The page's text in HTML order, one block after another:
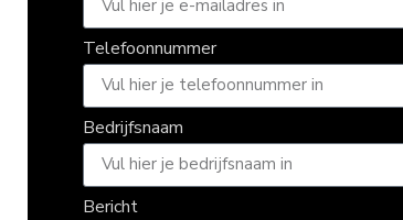
Telefoonnummer
Bedrijfsnaam
Bericht